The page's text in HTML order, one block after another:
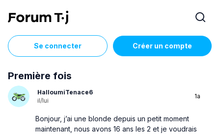
Se connecter Créer un compte
Première fois
HalloumiTenace6
il/lui
1a
Bonjour, j’ai une blonde depuis un petit moment
maintenant, nous avons 16 ans les 2 et je voudrais